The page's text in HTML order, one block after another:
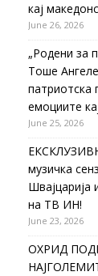
кај
June 26, 2026
„Родени за
Тоше
патриотска
емоциите
June 25, 2026
музичка
Швајцарија
на ТВ ИН!
June 23, 2026
ОХРИД